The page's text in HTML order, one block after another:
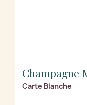
Champagne
Carte Blanche